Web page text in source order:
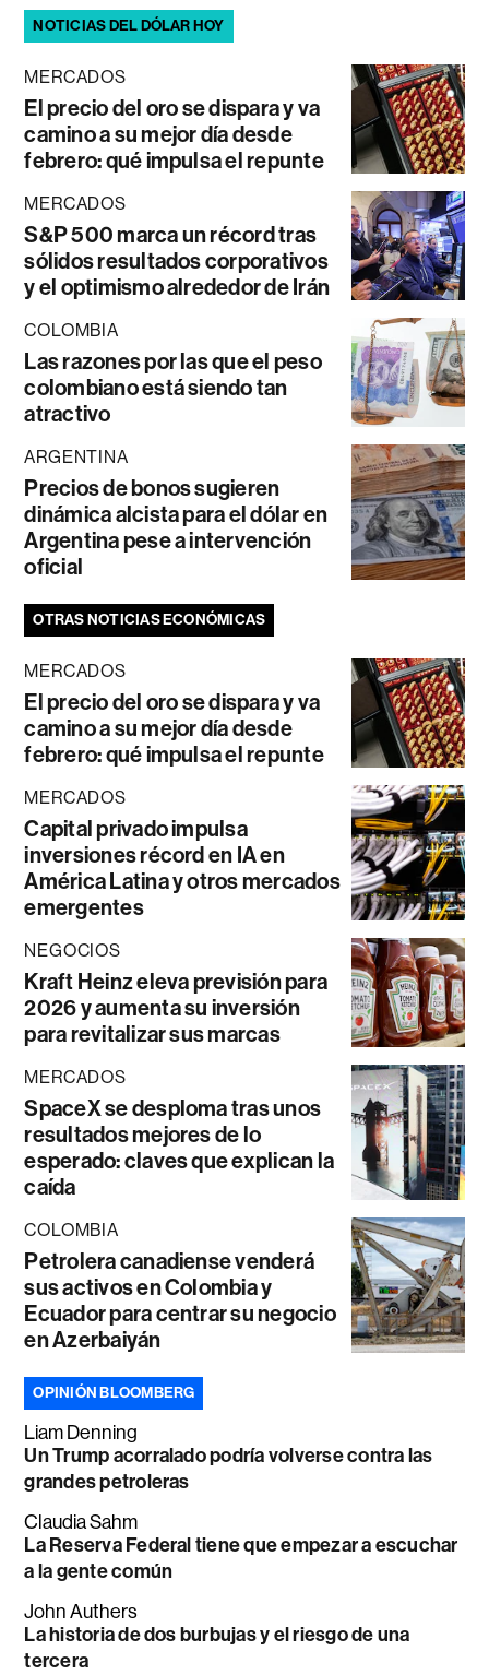
NOTICIAS DEL DÓLAR HOY
MERCADOS
El precio del oro se dispara y va
camino a su mejor día desde
febrero: qué impulsa el repunte
MERCADOS
S&P 500 marca un récord tras
sólidos resultados corporativos
y el optimismo alrededor de Irán
COLOMBIA
Las razones por las que el peso
colombiano está siendo tan
atractivo
ARGENTINA
Precios de bonos sugieren
dinámica alcista para el dólar en
Argentina pese a intervención
oficial
OTRAS NOTICIAS ECONÓMICAS
MERCADOS
El precio del oro se dispara y va
camino a su mejor día desde
febrero: qué impulsa el repunte
MERCADOS
Capital privado impulsa
inversiones récord en IA en
América Latina y otros mercados
emergentes
NEGOCIOS
Kraft Heinz eleva previsión para
2026 y aumenta su inversión
para revitalizar sus marcas
MERCADOS
SpaceX se desploma tras unos
resultados mejores de lo
esperado: claves que explican la
caída
COLOMBIA
Petrolera canadiense venderá
sus activos en Colombia y
Ecuador para centrar su negocio
en Azerbaiyán
OPINIÓN BLOOMBERG
Liam Denning
Un Trump acorralado podría volverse contra las
grandes petroleras
Claudia Sahm
La Reserva Federal tiene que empezar a escuchar
a la gente común
John Authers
La historia de dos burbujas y el riesgo de una
tercera